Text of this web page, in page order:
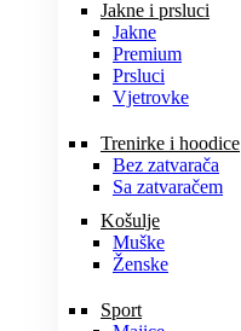
Jakne i prsluci
Jakne
Premium
Prsluci
Vjetrovke
Trenirke i hoodice
Bez zatvarača
Sa zatvaračem
Košulje
Muške
Ženske
Sport